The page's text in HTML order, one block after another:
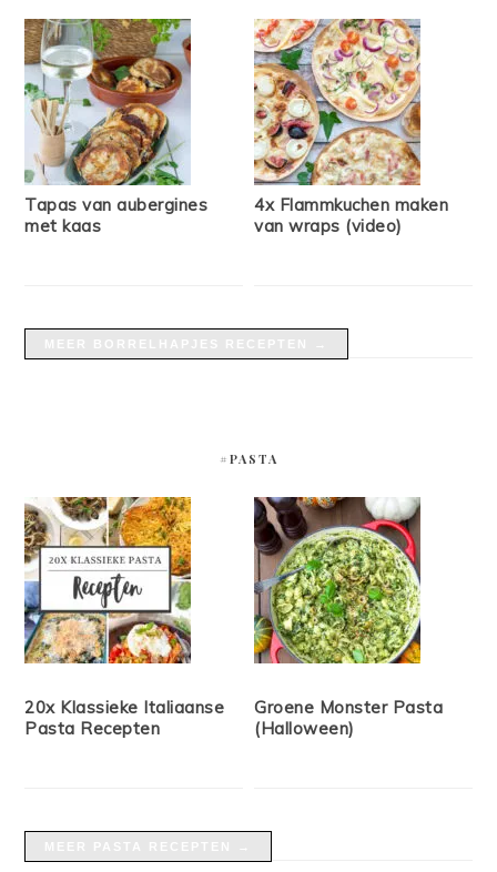
Tapas van aubergines
met kaas
4x Flammkuchen maken
van wraps (video)
#PASTA
20x Klassieke Italiaanse
Pasta Recepten
Groene Monster Pasta
(Halloween)